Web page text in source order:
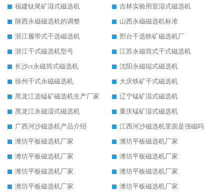
福建钛尾矿湿式磁选机
吉林实验用室湿式磁选机
陕西永磁磁选机的调整
山西永磁磁选机标准
浙江履带式干选磁选机
邢台干选铁矿磁选机厂
浙江干式磁选机型号
江苏永磁筒式干式磁选机
长沙ct永磁筒式磁选机
沈阳永磁辊式磁选机
徐州干式永磁磁选机
大庆铁矿干式磁选机
黑龙江选锰矿磁选机生产厂家
辽宁锰矿湿式磁选机
黑龙江永磁湿式磁选机
重庆锰矿湿式磁选机
广西河沙磁选机产品介绍
江西河沙磁选机里面是强磁吗
潍坊平板磁选机厂家
潍坊平板磁选机厂家
潍坊平板磁选机厂家
潍坊平板磁选机厂家
潍坊平板磁选机厂家
潍坊平板磁选机厂家
潍坊平板磁选机厂家
潍坊平板磁选机厂家